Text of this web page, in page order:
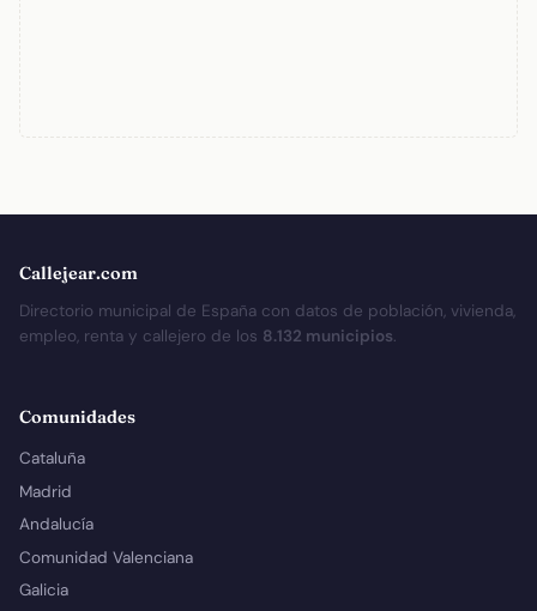
Callejear.com
Directorio municipal de España con datos de población, vivienda,
empleo, renta y callejero de los 8.132 municipios.
Comunidades
Cataluña
Madrid
Andalucía
Comunidad Valenciana
Galicia